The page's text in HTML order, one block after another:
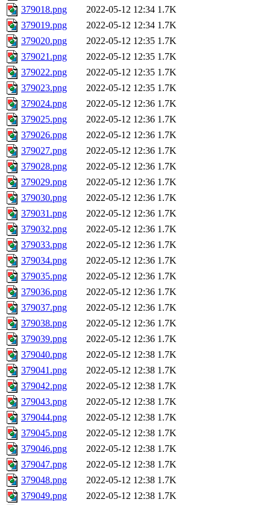
379018.png
2022-05-12 12:34 1.7K
379019.png
2022-05-12 12:34 1.7K
379020.png
2022-05-12 12:35 1.7K
379021.png
2022-05-12 12:35 1.7K
379022.png
2022-05-12 12:35 1.7K
379023.png
2022-05-12 12:35 1.7K
379024.png
2022-05-12 12:36 1.7K
379025.png
2022-05-12 12:36 1.7K
379026.png
2022-05-12 12:36 1.7K
379027.png
2022-05-12 12:36 1.7K
379028.png
2022-05-12 12:36 1.7K
379029.png
2022-05-12 12:36 1.7K
379030.png
2022-05-12 12:36 1.7K
379031.png
2022-05-12 12:36 1.7K
379032.png
2022-05-12 12:36 1.7K
379033.png
2022-05-12 12:36 1.7K
379034.png
2022-05-12 12:36 1.7K
379035.png
2022-05-12 12:36 1.7K
379036.png
2022-05-12 12:36 1.7K
379037.png
2022-05-12 12:36 1.7K
379038.png
2022-05-12 12:36 1.7K
379039.png
2022-05-12 12:36 1.7K
379040.png
2022-05-12 12:38 1.7K
379041.png
2022-05-12 12:38 1.7K
379042.png
2022-05-12 12:38 1.7K
379043.png
2022-05-12 12:38 1.7K
379044.png
2022-05-12 12:38 1.7K
379045.png
2022-05-12 12:38 1.7K
379046.png
2022-05-12 12:38 1.7K
379047.png
2022-05-12 12:38 1.7K
379048.png
2022-05-12 12:38 1.7K
379049.png
2022-05-12 12:38 1.7K